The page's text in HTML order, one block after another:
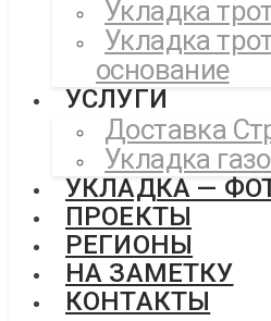
Укладка
Укладка
основание
УСЛУГИ
Доставка
Укладка
УКЛАДКА —
ПРОЕКТЫ
РЕГИОНЫ
НА ЗАМЕТКУ
КОНТАКТЫ